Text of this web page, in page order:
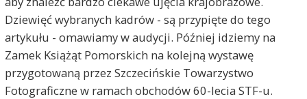
Dziewięć wybranych kadrów - są przypięte do tego
artykułu - omawiamy w audycji. Później idziemy na
Zamek Książąt Pomorskich na kolejną wystawę
przygotowaną przez Szczecińskie Towarzystwo
Fotograficzne w ramach obchodów 60-lecia STF-u.